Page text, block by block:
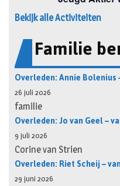
Bekijk alle Activiteiten
Familie
Overleden: Annie Bolenius
26 juli 2026
familie
Overleden: Jo van Geel –
9 juli 2026
Corine van Strien
Overleden: Riet Scheij –
29 juni 2026